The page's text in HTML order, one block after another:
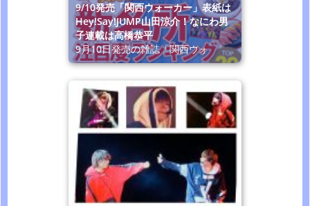
9/10発売「関西ウォーカー」表紙は
Hey!Say!JUMP山田涼介！なにわ男
子連載は高橋恭平
9月10日発売の雑誌「関西ウォ